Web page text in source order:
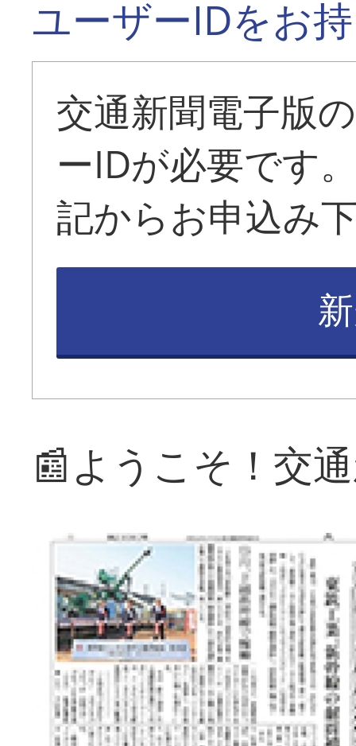
ユーザーIDをお
交通新聞電子版
ーIDが必要です
記からお申込み
📰ようこそ！交